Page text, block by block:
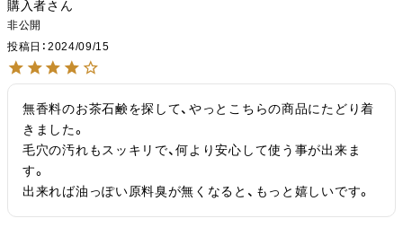
購入者
非公開
投稿日
2024/09/15
無香料のお茶石鹸を探して、やっとこちらの商品にたどり着
きました。
毛穴の汚れもスッキリで、何より安心して使う事が出来ま
す。
出来れば油っぽい原料臭が無くなると、もっと嬉しいです。